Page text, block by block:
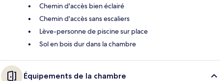
Chemin d'accès bien éclairé
Chemin d'accès sans escaliers
Lève-personne de piscine sur place
Sol en bois dur dans la chambre
Équipements de la chambre